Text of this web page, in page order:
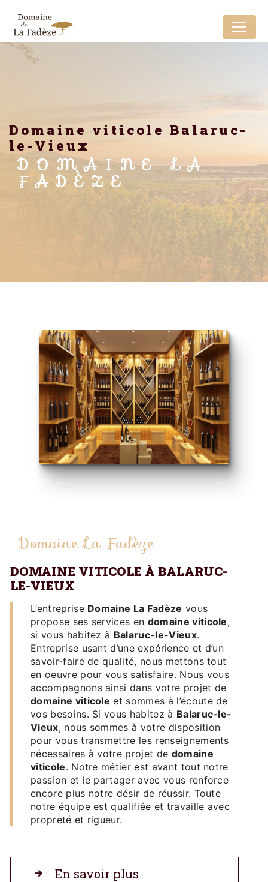
domaine viticole Balaruc-
le-Vieux
DOMAINE LA
FADÈZE
Domaine La Fadèze
DOMAINE VITICOLE À BALARUC-
LE-VIEUX
L’entreprise Domaine La Fadèze vous
propose ses services en domaine viticole,
si vous habitez à Balaruc-le-Vieux.
Entreprise usant d’une expérience et d’un
savoir-faire de qualité, nous mettons tout
en oeuvre pour vous satisfaire. Nous vous
accompagnons ainsi dans votre projet de
domaine viticole et sommes à l’écoute de
vos besoins. Si vous habitez à Balaruc-le-
Vieux, nous sommes à votre disposition
pour vous transmettre les renseignements
nécessaires à votre projet de domaine
viticole. Notre métier est avant tout notre
passion et le partager avec vous renforce
encore plus notre désir de réussir. Toute
notre équipe est qualifiée et travaille avec
propreté et rigueur.
En savoir plus